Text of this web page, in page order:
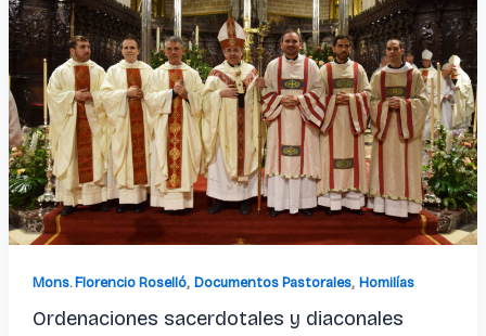
Mons. Florencio Roselló, Documentos Pastorales, Homilías
Ordenaciones sacerdotales y diaconales